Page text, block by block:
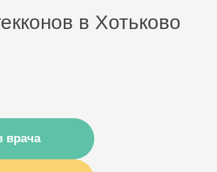
в Хотьково
врача